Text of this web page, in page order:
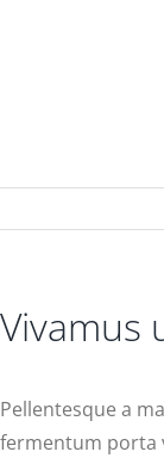
Vivamus
Pellentesque a
fermentum porta